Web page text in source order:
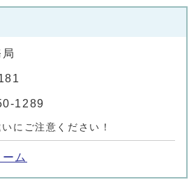
1289
にご注意ください！
ム